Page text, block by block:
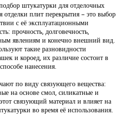
штукатурки для отделочных
отделки плит перекрытия – это выбор
с её эксплуатационными
прочность, долговечность,
явлениям и конечно внешний вид.
такие разновидности
и короед, их различие состоит в
нанесения.
по виду связующего вещества:
на основе смол, силикатные и
связующий материал и влияет на
во время её использования.